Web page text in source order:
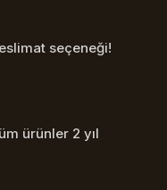
seçeneği!
ürünler 2 yıl